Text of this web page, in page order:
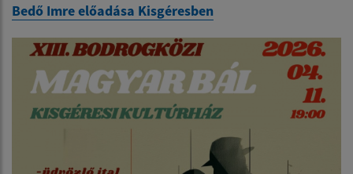
Bedő Imre előadása Kisgéresben